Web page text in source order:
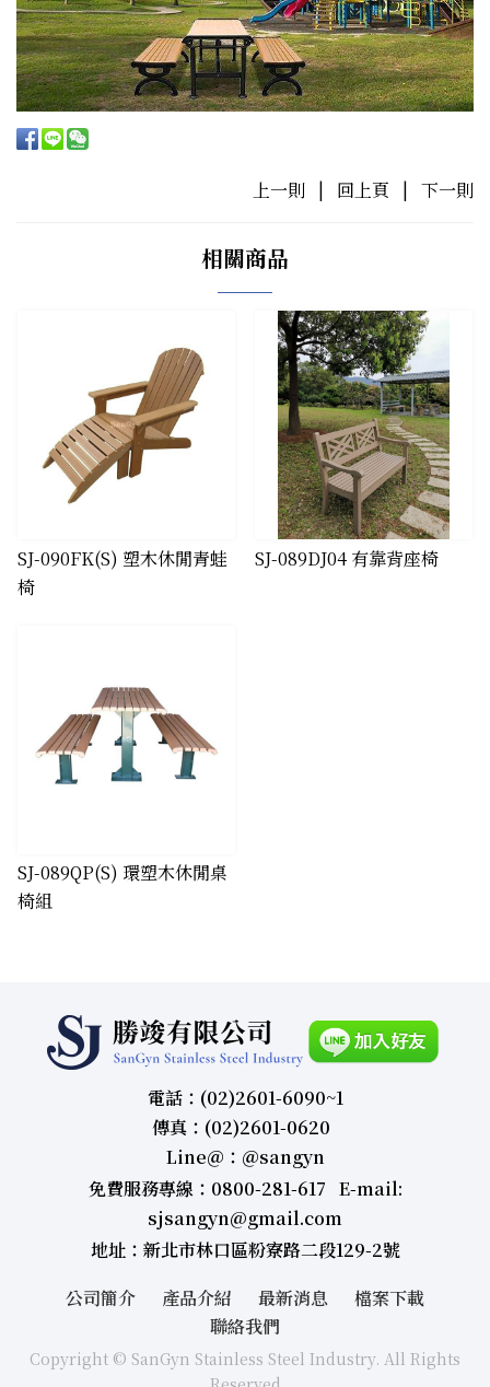
上一則 | 回上頁 | 下一則
相關商品
SJ-090FK(S) 塑木休閒青蛙
椅
SJ-089DJ04 有靠背座椅
SJ-089QP(S) 環塑木休閒桌
椅組
電話：(02)2601-6090~1
傳真：(02)2601-0620
Line＠：＠sangyn
免費服務專線：0800-281-617 E-mail:
sjsangyn@gmail.com
地址：新北市林口區粉寮路二段129-2號
公司簡介
產品介紹 最新消息
檔案下載
聯絡我們
Copyright © SanGyn Stainless Steel Industry. All Rights